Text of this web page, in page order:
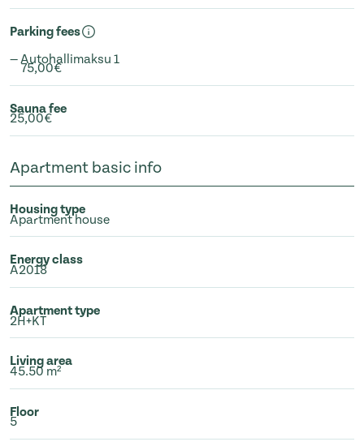
Parking fees
— Autohallimaksu 1
75,00€
Sauna fee
25,00€
Apartment basic info
Housing type
Apartment house
Energy class
A2018
Apartment type
2H+KT
Living area
45.50 m²
Floor
5